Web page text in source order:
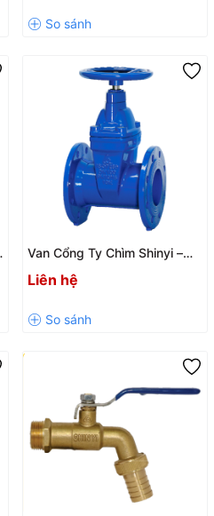
Van Cổng Ty Chìm Shinyi –
Giải Pháp Kiểm Soát Dòng
Chảy Hiệu Quả Cho Hệ Thống
Liên hệ